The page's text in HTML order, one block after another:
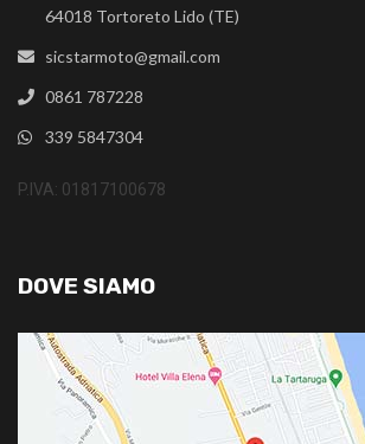
64018 Tortoreto Lido (TE)
sicstarmoto@gmail.com
0861 787228
339 5847304
P.IVA: 01817100678
DOVE SIAMO